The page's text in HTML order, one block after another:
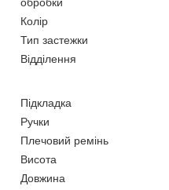
обробки
Колір
Тип застежки
Відділення
Підкладка
Ручки
Плечовий ремінь
Висота
Довжина